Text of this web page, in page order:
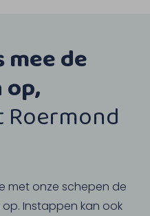
de
Roermond
met onze schepen de
Instappen kan ook